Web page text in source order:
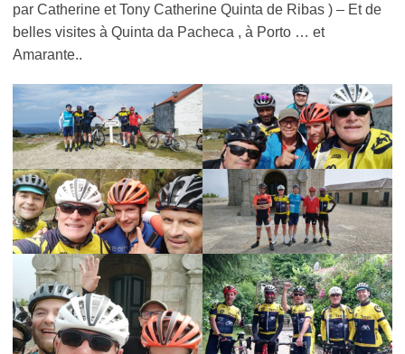
par Catherine et Tony Catherine Quinta de Ribas ) – Et de
belles visites à Quinta da Pacheca , à Porto … et
Amarante..